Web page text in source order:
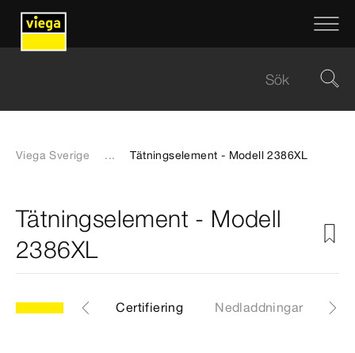
Viega Sverige ... Tätningselement - Modell 2386XL
Tätningselement - Modell
2386XL
Artiklar Certifiering Nedladdningar